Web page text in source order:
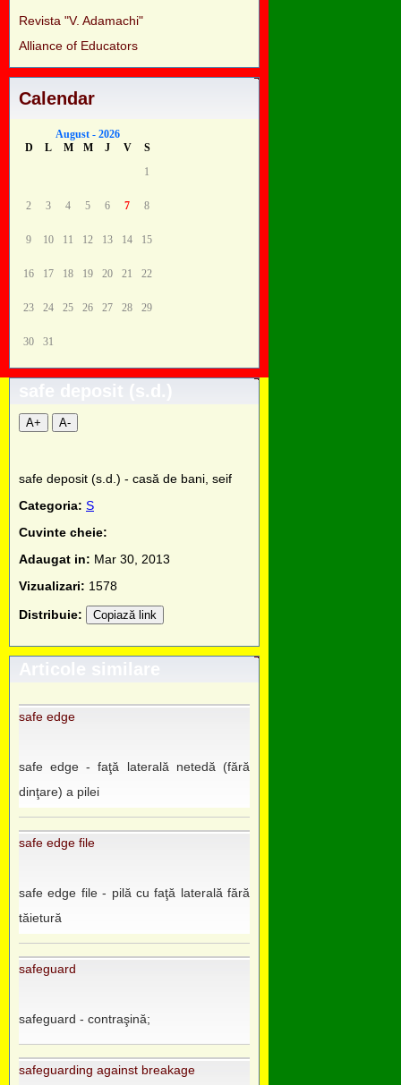
Revista "V. Adamachi"
Alliance of Educators
Calendar
August - 2026
D
L M M J V
S
1
2 3 4 5 6 7 8
9 10 11 12 13 14 15
16 17 18 19 20 21 22
23 24 25 26 27 28 29
30 31
safe deposit (s.d.)
A+ A-
safe deposit (s.d.) - casă de bani, seif
Categoria: S
Cuvinte cheie:
Adaugat in: Mar 30, 2013
Vizualizari: 1578
Distribuie:
Copiază link
Articole similare
safe edge
safe edge - faţă laterală netedă (fără
dinţare) a pilei
safe edge file
safe edge file - pilă cu faţă laterală fără
tăietură
safeguard
safeguard - contraşină;
safeguarding against breakage